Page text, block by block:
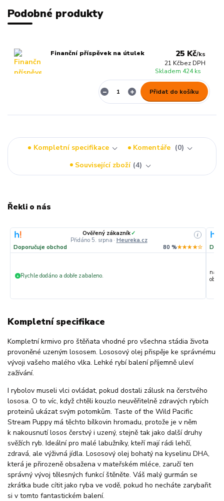
Podobné produkty
Finanční příspěvek na útulek 25 Kč/ks
21 Kčbez DPH
Skladem 424 ks
Přidat do košíku
Kompletní specifikace Komentáře
0
Související zboží 4
Řekli o nás
Ověřený zákazník✓
Přidáno 5. srpna · Heureka.cz
i
Doporučuje obchod 80 %★★★★☆
+ Rychle dodáno a dobře zabaleno.
Kompletní specifikace
Kompletní krmivo pro štěňata vhodné pro všechna stádia života
provoněné uzeným lososem. Lososový olej přispěje ke správnému
vývoji vašeho malého vlka. Lehké rybí balení příjemně uleví
zažívání.
I rybolov museli vlci ovládat, pokud dostali zálusk na čerstvého
lososa. O to víc, když chtěli kouzlo neuvěřitelně zdravých rybích
proteinů ukázat svým potomkům. Taste of the Wild Pacific
Stream Puppy má těchto bílkovin hromadu, protože je v něm
k nakousnutí losos čerstvý i uzený, stejně tak jako další druhy
svěžích ryb. Ideální pro malé labužníky, kteří mají rádi lehčí,
zdravá, ale výživná jídla. Lososový olej bohatý na kyselinu DHA,
která je přirozeně obsažena v mateřském mléce, zaručí ten
správný vývoj tělesných funkcí štěněte. Váš malý gurmán se
zkrátka bude cítit jako ryba ve vodě, pokud ho necháte zarybařit
si v tomto fantastickém balení.